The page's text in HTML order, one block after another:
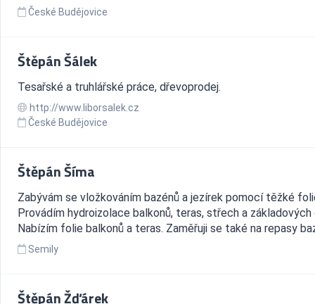
České Budějovice
Štěpán Šálek
Tesařské a truhlářské práce, dřevoprodej.
http://www.liborsalek.cz
České Budějovice
Štěpán Šíma
Zabývám se vložkováním bazénů a jezírek pomocí těžké
Provádím hydroizolace balkonů, teras, střech a základových
Nabízím folie balkonů a teras. Zaměřuji se také na repasy
Semily
Štěpán Žďárek